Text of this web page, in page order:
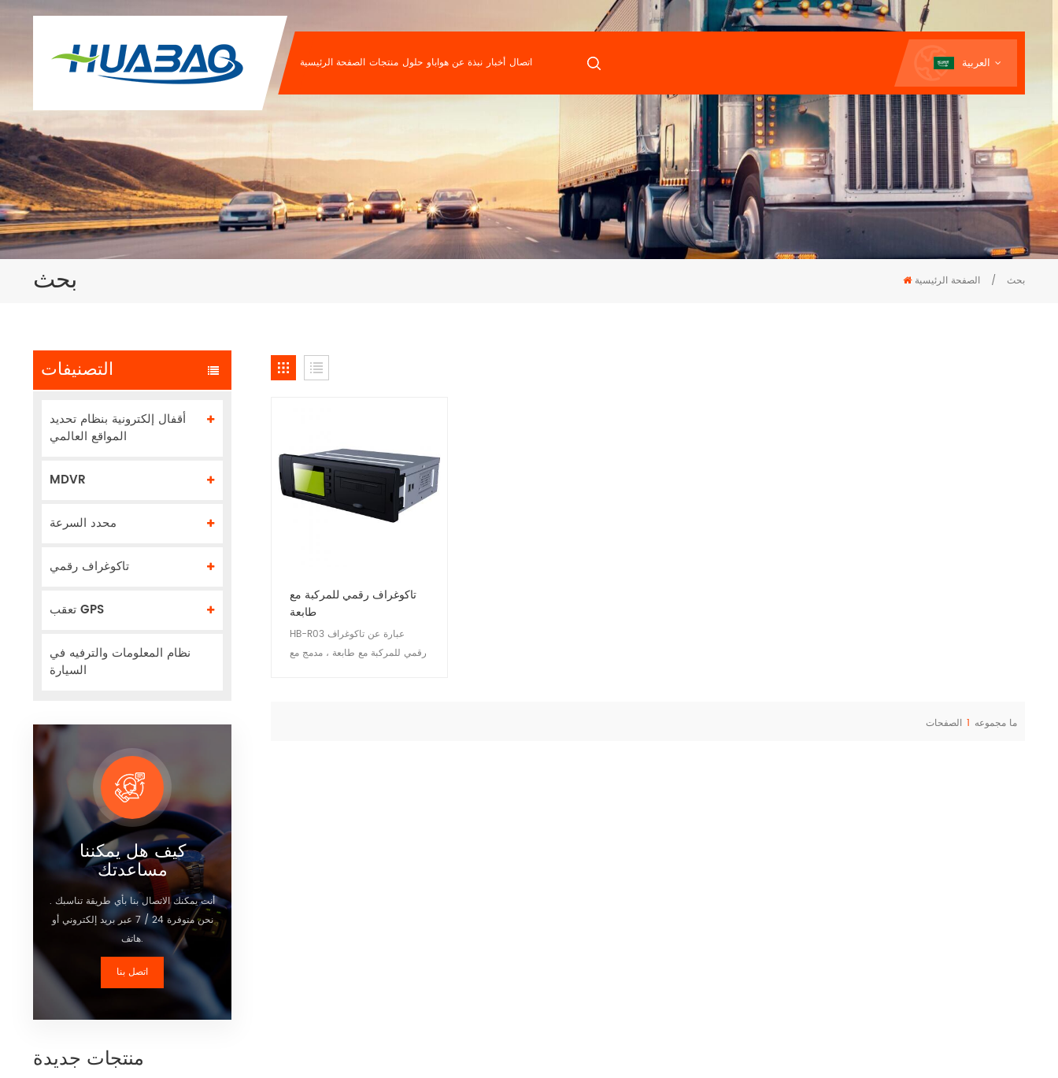
الصفحة الرئيسية منتجات حلول نبذة عن هواباو أخبار اتصال العربية
بحث الصفحة الرئيسية / بحث
التصنيفات
أقفال إلكترونية بنظام تحديد
المواقع العالمي
MDVR
محدد السرعة
تاكوغراف رقمي
تعقب GPS
نظام المعلومات والترفيه في
السيارة
كيف هل يمكننا
مساعدتك
أنت يمكنك الاتصال بنا بأي طريقة تناسبك .
نحن متوفرة 24 / 7 عبر بريد إلكتروني أو
هاتف.
اتصل بنا
منتجات جديدة
تاكوغراف رقمي للمركبة مع
طابعة
HB-R03 عبارة عن تاكوغراف
رقمي للمركبة مع طابعة ، مدمج مع
ما مجموعه 1 الصفحات